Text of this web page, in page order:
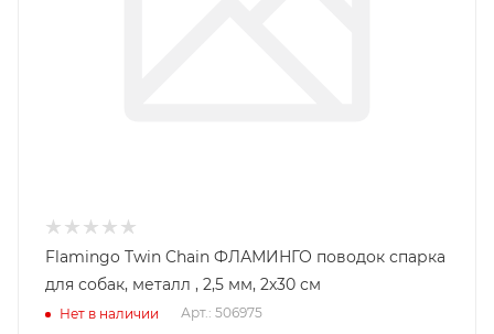
Flamingo Twin Chain ФЛАМИНГО поводок спарка
для собак, металл , 2,5 мм, 2х30 см
Нет в наличии Арт.: 506975